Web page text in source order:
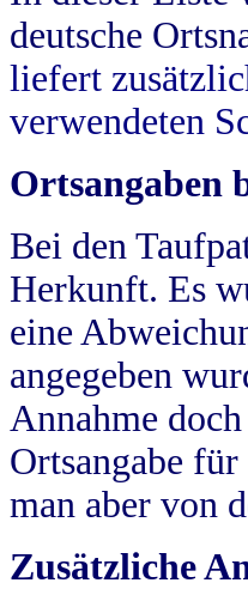
deutsche
liefert
verwendeten
Ortsangaben
Bei den
Herkunft. Es
eine
angegeben
Annahme
Ortsangabe
man aber von
Zusätzliche